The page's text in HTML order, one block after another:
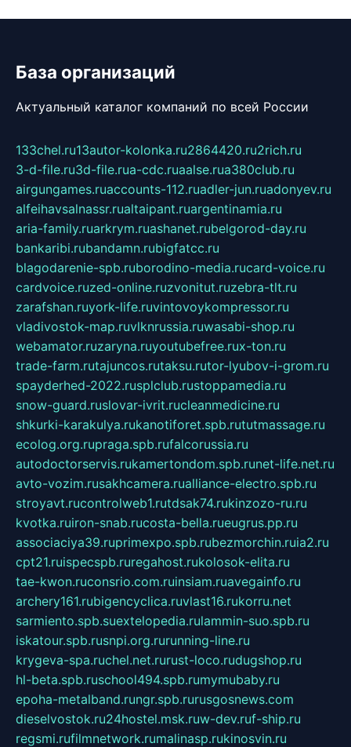
База организаций
Актуальный каталог компаний по всей России
133chel.ru13autor-kolonka.ru2864420.ru2rich.ru
3-d-file.ru3d-file.rua-cdc.ruaalse.rua380club.ru
airgungames.ruaccounts-112.ruadler-jun.ruadonyev.ru
alfeihavsalnassr.rualtaipant.ruargentinamia.ru
aria-family.ruarkrym.ruashanet.rubelgorod-day.ru
bankaribi.rubandamn.rubigfatcc.ru
blagodarenie-spb.ruborodino-media.rucard-voice.ru
cardvoice.ruzed-online.ruzvonitut.ruzebra-tlt.ru
zarafshan.ruyork-life.ruvintovoykompressor.ru
vladivostok-map.ruvlknrussia.ruwasabi-shop.ru
webamator.ruzaryna.ruyoutubefree.rux-ton.ru
trade-farm.rutajuncos.rutaksu.rutor-lyubov-i-grom.ru
spayderhed-2022.rusplclub.rustoppamedia.ru
snow-guard.ruslovar-ivrit.rucleanmedicine.ru
shkurki-karakulya.rukanotiforet.spb.rututmassage.ru
ecolog.org.rupraga.spb.rufalcorussia.ru
autodoctorservis.rukamertondom.spb.runet-life.net.ru
avto-vozim.rusakhcamera.rualliance-electro.spb.ru
stroyavt.rucontrolweb1.rutdsak74.rukinzozo-ru.ru
kvotka.ruiron-snab.rucosta-bella.rueugrus.pp.ru
associaciya39.ruprimexpo.spb.rubezmorchin.ruia2.ru
cpt21.ruispecspb.ruregahost.rukolosok-elita.ru
tae-kwon.ruconsrio.com.ruinsiam.ruavegainfo.ru
archery161.rubigencyclica.ruvlast16.rukorru.net
sarmiento.spb.suextelopedia.rulammin-suo.spb.ru
iskatour.spb.rusnpi.org.rurunning-line.ru
krygeva-spa.ruchel.net.rurust-loco.rudugshop.ru
hl-beta.spb.ruschool494.spb.rumymubaby.ru
epoha-metalband.rungr.spb.rurusgosnews.com
dieselvostok.ru24hostel.msk.ruw-dev.ruf-ship.ru
regsmi.rufilmnetwork.rumalinasp.rukinosvin.ru